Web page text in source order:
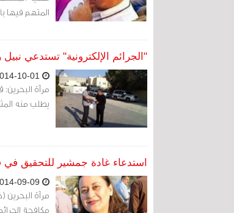
المتهم فيها
"الجرائم الإلكترونية" تستدعي
مرآة البحرين:
يطلب منه
استدعاء غادة جمشير للتحقيق في
مرآة
مكافحة